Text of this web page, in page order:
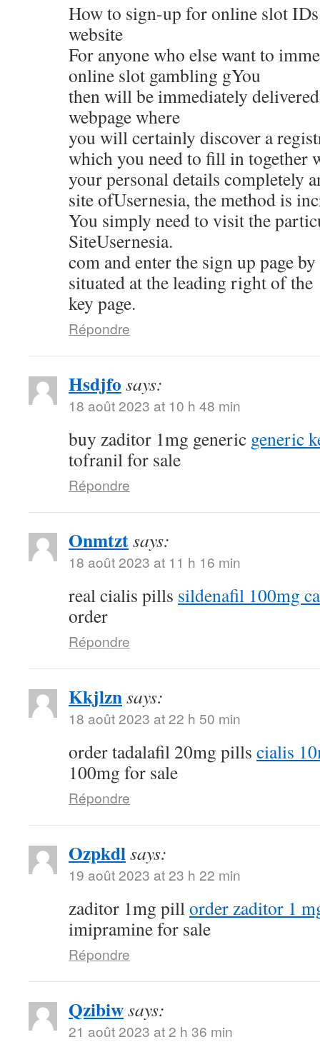
How to sign-up for online slot
website
For anyone who else want to
online slot gambling gYou
then will be immediately
webpage where
you will certainly discover a
which you need to fill in together
your personal details completely
site ofUsernesia, the method is
You simply need to visit the
SiteUsernesia.
com and enter the sign up page
situated at the leading right of the
key page.
Répondre
Hsdjfo says:
18 août 2023 at 10 h 48 min
buy zaditor 1mg generic generic
tofranil for sale
Répondre
Onmtztsays:
18 août 2023 at 11 h 16 min
real cialis pills sildenafil 100mg
order
Répondre
Kkjlznsays:
18 août 2023 at 22 h 50 min
order tadalafil 20mg pills cialis
100mg for sale
Répondre
Ozpkdlsays:
19 août 2023 at 23 h 22 min
zaditor 1mg pillorder zaditor 1
imipramine for sale
Répondre
Qzibiwsays:
21 août 2023 at 2 h 36 min